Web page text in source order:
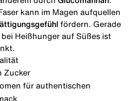
kann im Magen aufquellen
fördern. Gerade
Heißhunger auf Süßes ist
Zucker
für authentischen